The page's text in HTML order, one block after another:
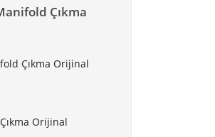
Çıkma
Çıkma Orijinal
Orijinal